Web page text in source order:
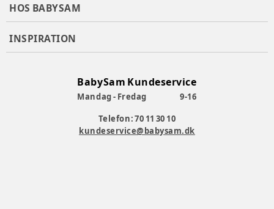
HOS BABYSAM
INSPIRATION
BabySam Kundeservice
Mandag - Fredag
9-16
Telefon: 70 11 30 10
kundeservice@babysam.dk